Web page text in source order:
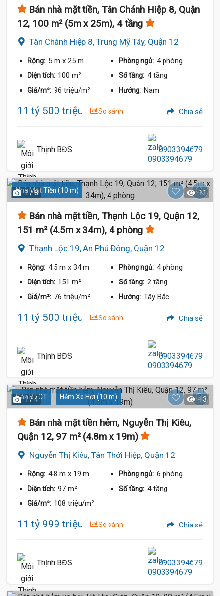
Bán nhà mặt tiền, Tân Chánh Hiệp 8, Quận
12, 100 m² (5m x 25m), 4 tầng
Tân Chánh Hiệp 8, Trung Mỹ Tây, Quận 12
Rộng: 5 m x 25 m Phòng ngủ: 4 phòng
Diện tích: 100 m² Số tầng: 4 tầng
Giá/m²: 96 triệu/m² Hướng: Nam
11 tỷ 500 triệu So sánh Chia sẻ
Thịnh BĐS 0903394679
Nhà Mặt Tiền (10 m)
1 / 8 11
Bán nhà mặt tiền, Thạnh Lộc 19, Quận 12,
151 m² (4.5m x 34m), 4 phòng
Thạnh Lộc 19, An Phú Đông, Quận 12
Rộng: 4.5 m x 34 m Phòng ngủ: 4 phòng
Diện tích: 151 m² Số tầng: 2 tầng
Giá/m²: 76 triệu/m² Hướng: Tây Bắc
11 tỷ 500 triệu So sánh Chia sẻ
Thịnh BĐS 0903394679
Sàn BTCT Hẻm Xe Hơi (10 m)
1 / 4 13
Bán nhà mặt tiền hẻm, Nguyễn Thị Kiêu,
Quận 12, 97 m² (4.8m x 19m)
Nguyễn Thị Kiêu, Tân Thới Hiệp, Quận 12
Rộng: 4.8 m x 19 m Phòng ngủ: 6 phòng
Diện tích: 97 m² Số tầng: 4 tầng
Giá/m²: 108 triệu/m²
11 tỷ 999 triệu So sánh Chia sẻ
Thịnh BĐS 0903394679